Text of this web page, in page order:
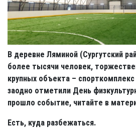
В деревне Ляминой (Сургутский
более тысячи человек,
крупных объекта –
заодно отметили День
прошло событие, читайте в
Есть, куда разбежаться.